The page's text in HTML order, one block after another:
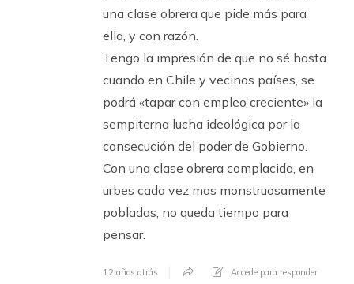
una clase obrera que pide más para
ella, y con razón.
Tengo la impresión de que no sé hasta
cuando en Chile y vecinos países, se
podrá «tapar con empleo creciente» la
sempiterna lucha ideológica por la
consecución del poder de Gobierno.
Con una clase obrera complacida, en
urbes cada vez mas monstruosamente
pobladas, no queda tiempo para
pensar.
12 años atrás Accede para responder